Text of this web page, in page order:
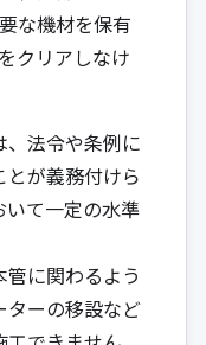
な機材を保有
クリアしなけ
、法令や条例に
が義務付けら
いて一定の水準
に関わるよう
ターの移設など